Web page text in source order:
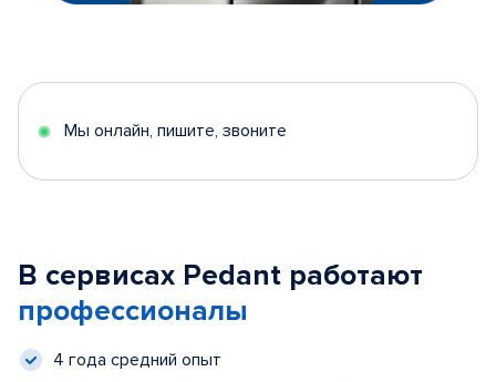
Мы онлайн, пишите, звоните
В сервисах Pedant работают
профессионалы
4 года средний опыт